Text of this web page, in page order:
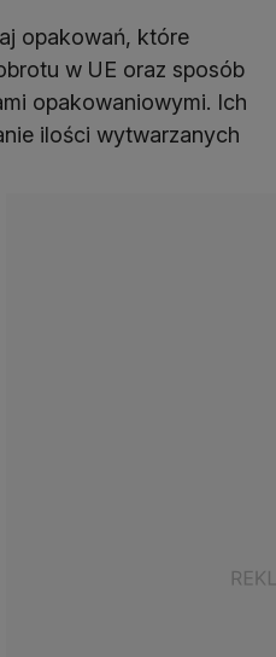
opakowań, które
w UE oraz sposób
opakowaniowymi. Ich
ilości wytwarzanych